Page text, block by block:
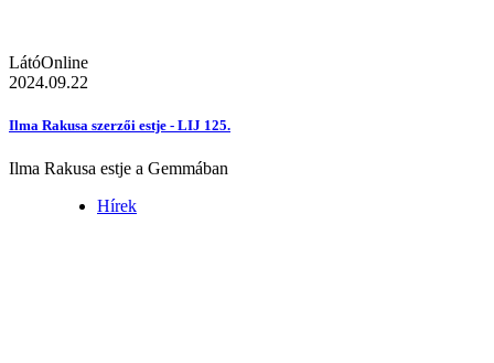
LátóOnline
2024.09.22
Ilma Rakusa szerzői estje - LIJ 125.
Ilma Rakusa estje a Gemmában
Hírek